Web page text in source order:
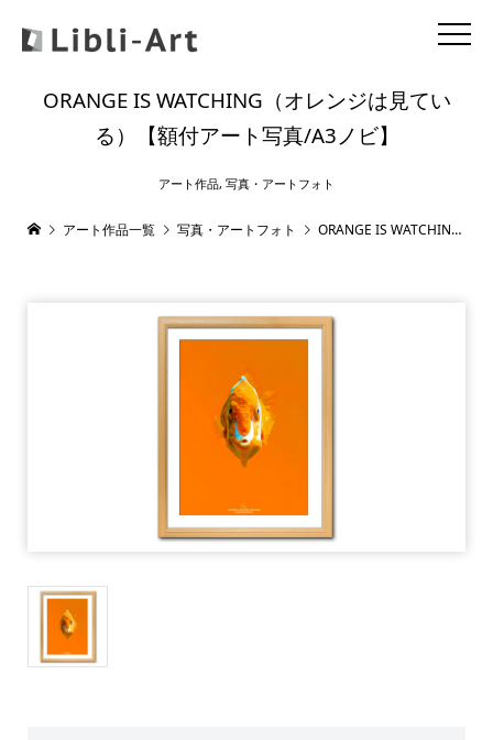
ORANGE IS WATCHING（オレンジは見てい
る）【額付アート写真/A3ノビ】
アート作品, 写真・アートフォト
アート作品一覧 写真・アートフォト ORANGE IS WATCHING（オレンジは見ている）【額付アート写真/A3ノビ】